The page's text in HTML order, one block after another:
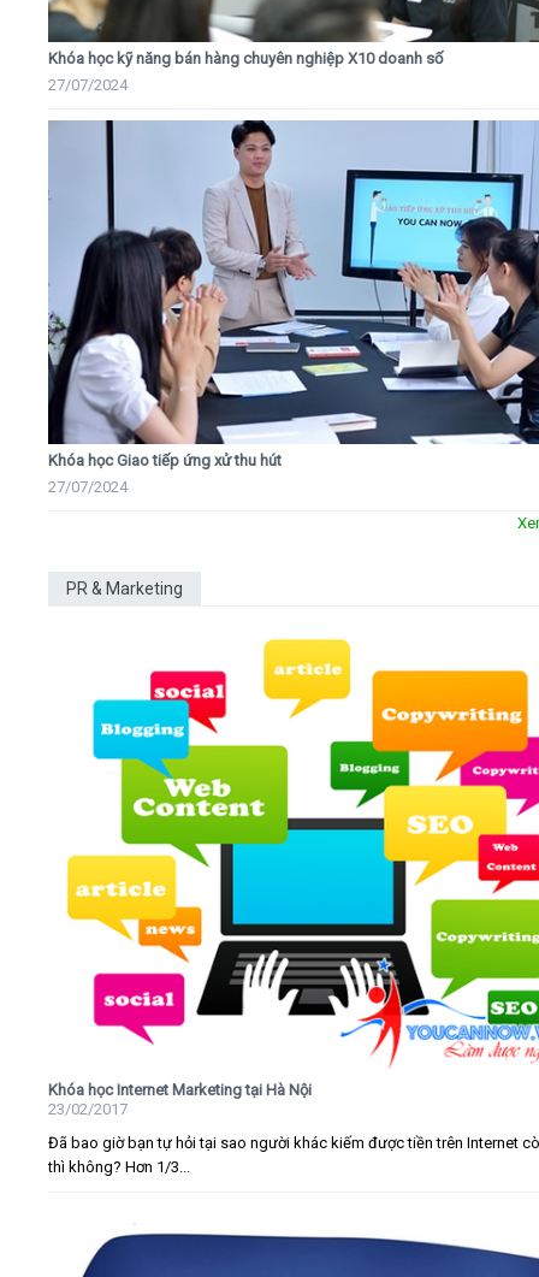
Khóa học kỹ năng bán hàng chuyên nghiệp X10 doanh số
27/07/2024
Khóa học Giao tiếp ứng xử thu hút
27/07/2024
PR & Marketing
Khóa học Internet Marketing tại Hà Nội
23/02/2017
Đã bao giờ bạn tự hỏi tại sao người khác kiếm được tiền trên Internet
thì không? Hơn 1/3...